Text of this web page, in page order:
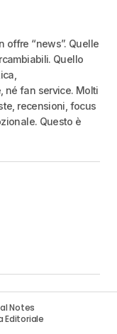
offre “news”. Quelle
Quello
né fan service. Molti
recensioni, focus
Questo è
Notes
Editoriale